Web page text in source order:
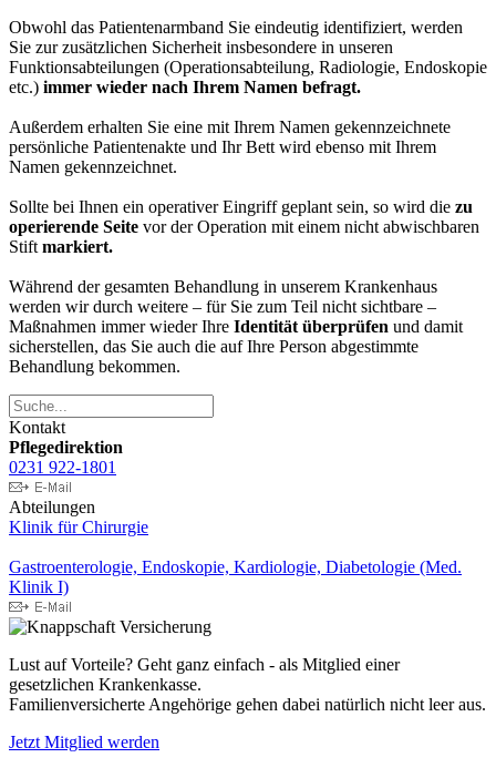
Obwohl das Patientenarmband Sie eindeutig identifiziert, werden
Sie zur zusätzlichen Sicherheit insbesondere in unseren
Funktionsabteilungen (Operationsabteilung, Radiologie, Endoskopie
etc.) immer wieder nach Ihrem Namen befragt.
Außerdem erhalten Sie eine mit Ihrem Namen gekennzeichnete
persönliche Patientenakte und Ihr Bett wird ebenso mit Ihrem
Namen gekennzeichnet.
Sollte bei Ihnen ein operativer Eingriff geplant sein, so wird die zu
operierende Seite vor der Operation mit einem nicht abwischbaren
Stift markiert.
Während der gesamten Behandlung in unserem Krankenhaus
werden wir durch weitere – für Sie zum Teil nicht sichtbare –
Maßnahmen immer wieder Ihre Identität überprüfen und damit
sicherstellen, das Sie auch die auf Ihre Person abgestimmte
Behandlung bekommen.
Kontakt
Pflegedirektion
0231 922-1801
Abteilungen
Klinik für Chirurgie
Gastroenterologie, Endoskopie, Kardiologie, Diabetologie (Med.
Klinik I)
Lust auf Vorteile? Geht ganz einfach - als Mitglied einer
gesetzlichen Krankenkasse.
Familienversicherte Angehörige gehen dabei natürlich nicht leer aus.
Jetzt Mitglied werden